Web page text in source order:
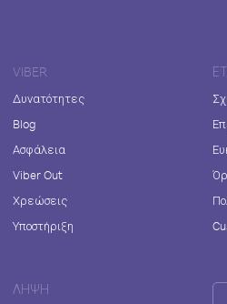
VIBER
Δυνατότητες
Blog
Ασφάλεια
Viber Out
Χρεώσεις
Υποστήριξη
ΛΉΨΗ